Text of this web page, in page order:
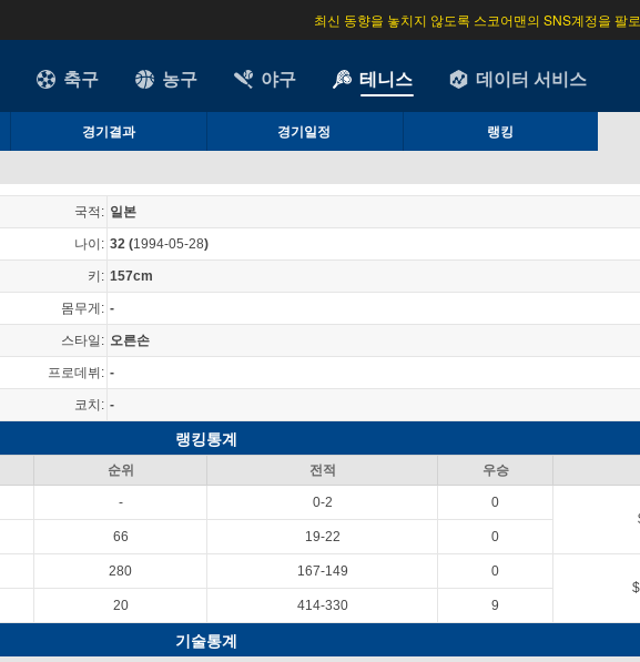
최신 동향을 놓치지 않도록 스코어맨의 SNS계정을 팔
축구 농구 야구 테니스 데이터 서비스
경기결과 경기일정 랭킹
국적: 일본
나이: 32 (1994-05-28)
키: 157cm
몸무게: -
스타일: 오른손
프로데뷔: -
코치: -
랭킹통계
순위 전적 우승
- 0-2
0
66 19-22 0
280 167-149
0
20 414-330 9
기술통계